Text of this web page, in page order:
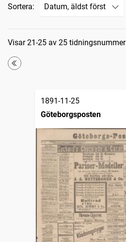
Sortera:
Sökresultat
Visar 21-25 av 25 tidningsnummer
Första
1891-11-25
Göteborgsposten